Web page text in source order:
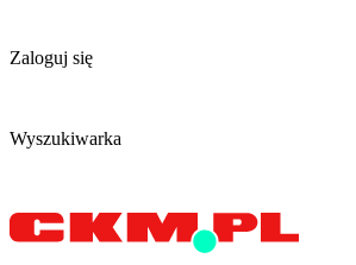
Zaloguj się
Wyszukiwarka